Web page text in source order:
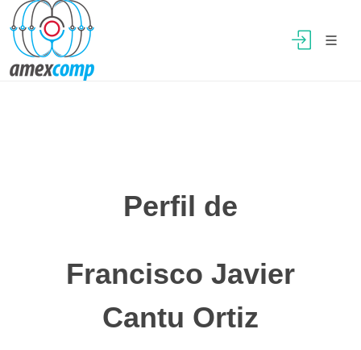
Perfil de
Francisco Javier
Cantu Ortiz